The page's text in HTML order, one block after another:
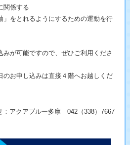
関係する
」をとれるようにするための運動を行
みが可能ですので、ぜひご利用くださ
のお申し込みは直接４階へお越しくだ
：アクアブルー多摩 042（338）7667